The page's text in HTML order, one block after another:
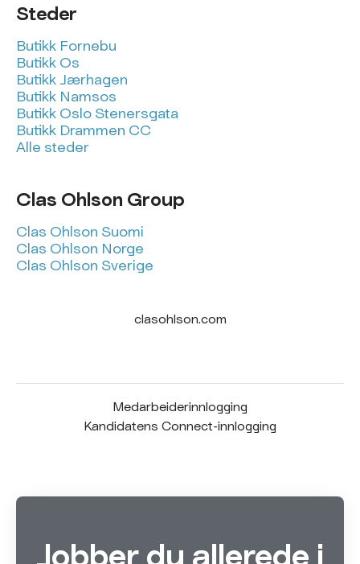
Steder
Butikk Fornebu
Butikk Os
Butikk Jærhagen
Butikk Namsos
Butikk Oslo Stenersgata
Butikk Drammen CC
Alle steder
Clas Ohlson Group
Clas Ohlson Suomi
Clas Ohlson Norge
Clas Ohlson Sverige
clasohlson.com
Medarbeiderinnlogging
Kandidatens Connect-innlogging
Jobber du allerede i